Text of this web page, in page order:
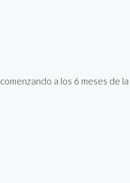
a los 6 meses de la